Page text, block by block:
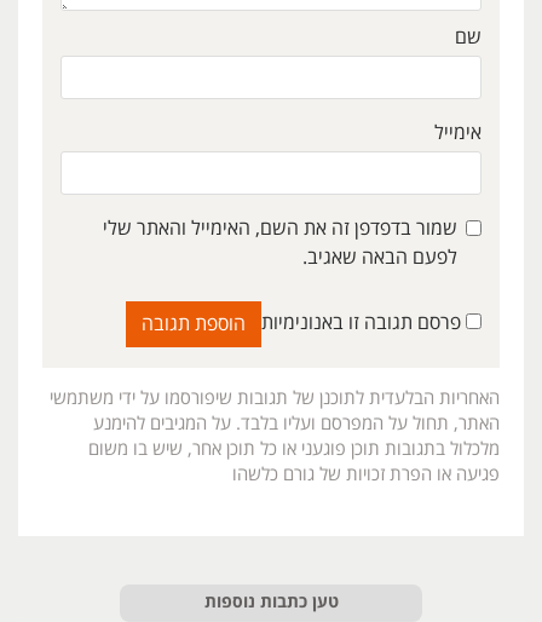
שם
אימייל
שמור בדפדפן זה את השם, האימייל והאתר שלי
לפעם הבאה שאגיב.
פרסם תגובה זו באנונימיות
האחריות הבלעדית לתוכנן של תגובות שיפורסמו על ידי משתמשי
האתר, תחול על המפרסם ועליו בלבד. על המגיבים להימנע
מלכלול בתגובות תוכן פוגעני או כל תוכן אחר, שיש בו משום
פגיעה או הפרת זכויות של גורם כלשהו
טען כתבות נוספות